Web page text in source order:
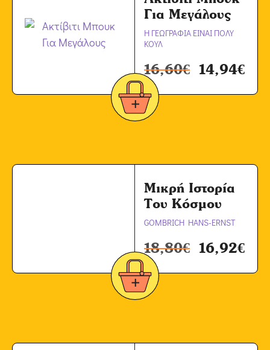
Για Μεγάλους
Η ΓΕΩΓΡΑΦΙΑ ΕΙΝΑΙ ΠΟΛΥ
ΚΟΥΛ
16,60€ 14,94€
Μικρή Ιστορία
Του Κόσμου
GOMBRICH HANS-ERNST
18,80€ 16,92€